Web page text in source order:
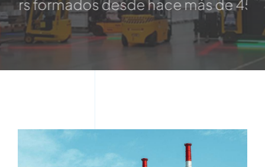
hace más de 45 años en